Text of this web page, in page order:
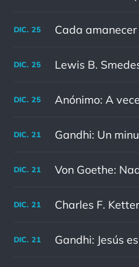
DIC. 25
DIC. 25
DIC. 25
DIC. 21
DIC. 21
DIC. 21
DIC. 21